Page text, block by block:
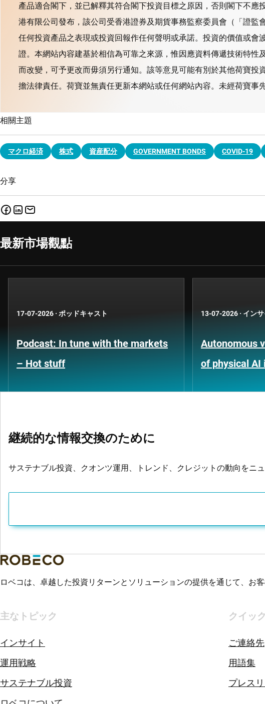
產品適合閣下，並已解釋其符合閣下投資目標之原因，否則閣下不
港有限公司發布，該公司受香港證券及期貨事務監察委員會（「證
任何投資產品之表現或投資回報作任何聲明或承諾。投資的價值或
證。本網站內容建基於相信為可靠之來源，惟因應資料傳遞技術特
而改變，可予更改而毋須另行通知。該等意見可能有別於其他荷寶
擔法律責任。荷寶並無責任更新本網站或任何網站內容。未經荷寶事
相關主題
マクロ経済 株式 資産配分 GOVERNMENT BONDS COVID-19
分享
最新市場觀點
17-07-2026 · ポッドキャスト
Podcast: In tune with the markets
– Hot stuff
13-07-2026 · イン
Autonomous
of physical AI
継続的な情報交換のために
サステナブル投資、クオンツ運用、トレンド、クレジットの動向をニ
ロベコは、卓越した投資リターンとソリューションの提供を通じて、お
主なトピック
インサイト
運用戦略
サステナブル投資
クイッ
ご連絡先
用語集
プレス